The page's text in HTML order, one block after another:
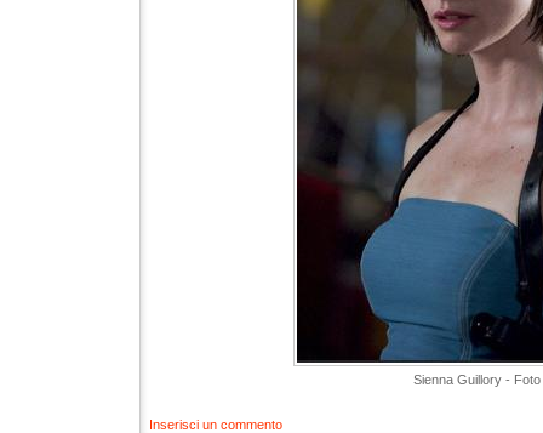
Sienna Guillory - Foto
Inserisci un commento